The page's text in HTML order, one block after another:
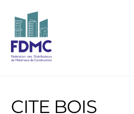
content
CITE BOIS